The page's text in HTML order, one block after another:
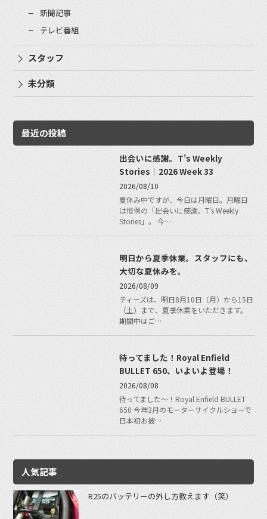
新聞記事
テレビ番組
スタッフ
未分類
最近の投稿
出会いに感謝。T’s Weekly
Stories｜2026 Week 33
2026/08/10
夏休み中ですが、今日は月曜日。月曜日
は恒例の「出会いに感謝。T’s Weekly
Stories」。 今…
明日から夏季休業。スタッフにも、
大切な夏休みを。
2026/08/09
ティーズは、明日8月10日（月）から15日
（土）まで、夏季休業をいただきます。
期間中はご…
待ってました！Royal Enfield
BULLET 650、いよいよ登場！
2026/08/08
待ってました〜！Royal Enfield BULLET
650 今年3月のモーターサイクルショーで
日本初お披…
人気記事
R25のバッテリーの外し方教えます（笑）